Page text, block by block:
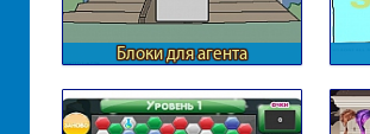
Блоки для агента